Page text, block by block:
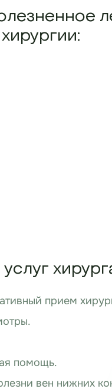
прием
помощь.
вен нижних